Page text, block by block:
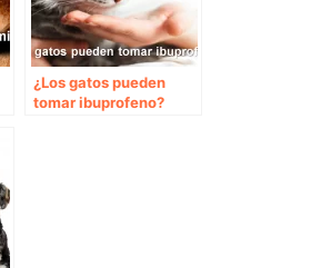
¿Los gatos pueden
tomar ibuprofeno?